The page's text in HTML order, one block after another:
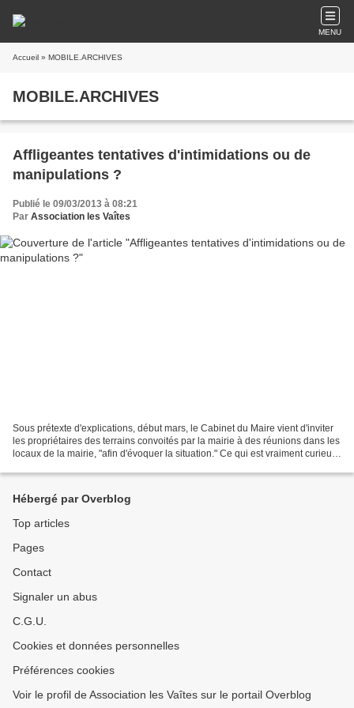
MENU
Accueil » MOBILE.ARCHIVES
MOBILE.ARCHIVES
Affligeantes tentatives d'intimidations ou de
manipulations ?
Publié le 09/03/2013 à 08:21
Par Association les Vaîtes
Sous prétexte d'explications, début mars, le Cabinet du Maire vient d'inviter
les propriétaires des terrains convoités par la mairie à des réunions dans les
locaux de la mairie, "afin d'évoquer la situation." Ce qui est vraiment curieux,
Hébergé par Overblog
Top articles
Pages
Contact
Signaler un abus
C.G.U.
Cookies et données personnelles
Préférences cookies
Voir le profil de Association les Vaîtes sur le portail Overblog